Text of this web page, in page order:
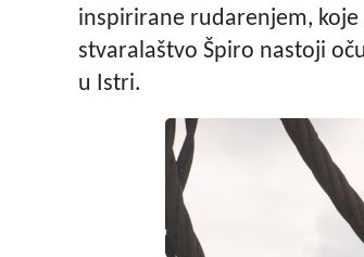
inspirirane rudarenjem,
stvaralaštvo Špiro nastoji
u Istri.